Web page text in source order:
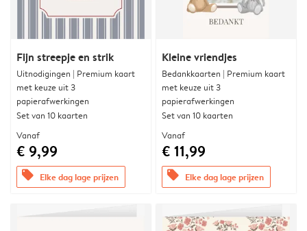
Fijn streepje en strik
Uitnodigingen | Premium kaart
met keuze uit 3
papierafwerkingen
Set van 10 kaarten
Vanaf
€ 9,99
offers Elke dag lage prijzen
Kleine vriendjes
Bedankkaarten | Premium kaart
met keuze uit 3
papierafwerkingen
Set van 10 kaarten
Vanaf
€ 11,99
offers Elke dag lage prijzen